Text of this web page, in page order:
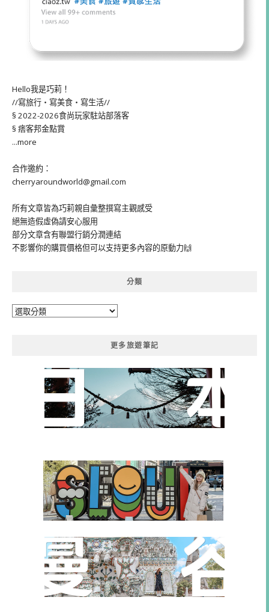
Hello我是巧莉！
//寫旅行・寫美食・寫生活//
§ 2022-2026食尚玩家駐站部落客
§ 痞客邦金點賞
...more
合作邀約：
cherryaroundworld@gmail.com
所有文章皆為巧莉親自彙整撰寫主觀感受
絕無造假虛偽請安心服用
部分文章含有聯盟行銷分潤連結
不影響你的購買價格但可以支持更多內容的原動力🙌
分類
分
更多旅遊筆記